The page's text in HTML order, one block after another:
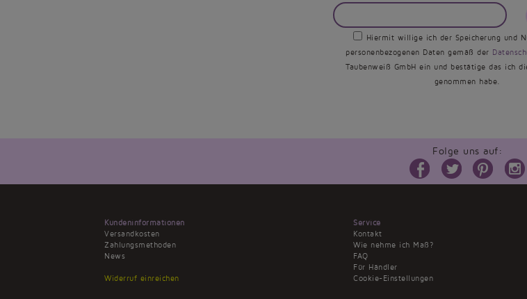
Hiermit willige ich der Speicherung und
personenbezogenen Daten gemäß der
Taubenweiß GmbH ein und bestätige das ich
genommen habe.
Folge uns auf:
Kundeninformationen
Versandkosten
Zahlungsmethoden
News
Widerruf einreichen
Service
Kontakt
Wie nehme ich Maß?
FAQ
Für Händler
Cookie-Einstellungen